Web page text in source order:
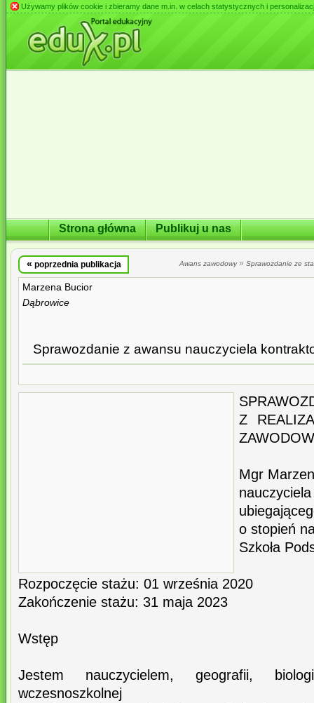
Używamy plików cookie i zbieramy dane m.in. w celach statystycznych i
Strona główna Publikuj u nas
« poprzednia publikacja Awans zawodowy» Sprawozdanie ze
Marzena Bucior
Dąbrowice
Sprawozdanie z awansu nauczyciela
Z
Mgr
o stopień
Szkoła
Rozpoczęcie stażu: 01 września 2020
Zakończenie stażu: 31 maja 2023
Wstęp
Jestem nauczycielem, geografii,
wczesnoszkolnej